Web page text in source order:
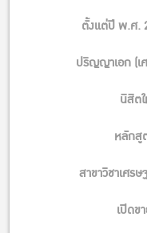
ประเทศไทยเพื่อความยั่ง
โดย อธิบดีกรมทรัพยาก
“ผลกระทบเศรษ
โดย ผศ.ดร.ภาสกร ธรรมโ
ทรัพยากร คณะเศรษฐศา
แวดล้อมและความรับผิดช
โดย ชมรมนักวิชาการสิ่งแ
ตั้งแต่ปี พ.ศ.
ปริญญาเอก (เ
นิสิต
หลัก
สาขาวิชาเศร
เปิดข